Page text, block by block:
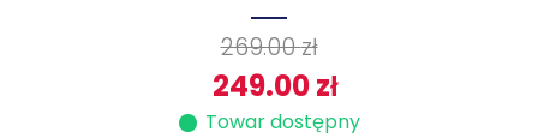
269.00zł
249.00zł
Towar dostępny